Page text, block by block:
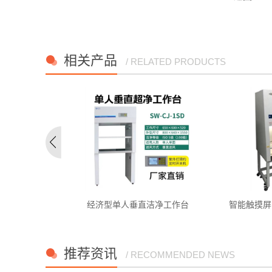
相关产品 / RELATED PRODUCTS
经济型单人垂直洁净工作台 智能触摸
推荐资讯 / RECOMMENDED NEWS